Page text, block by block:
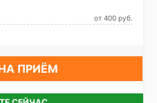
от 400 pуб.
ПРИЁМ